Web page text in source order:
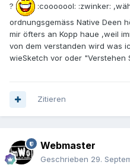
?
:cooooool: :zwinker:
ordnungsgemäss Native Deen
mir öfters an Kopp haue ,weil
von dem verstanden wird was
wieSketch vor oder "Verstehen
Zitieren
Webmaster
Geschrieben 29.